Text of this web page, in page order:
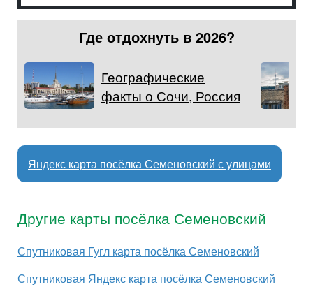
Где отдохнуть в 2026?
Географические
факты о Сочи, Россия
Яндекс карта посёлка Семеновский с улицами
Другие карты посёлка Семеновский
Спутниковая Гугл карта посёлка Семеновский
Спутниковая Яндекс карта посёлка Семеновский